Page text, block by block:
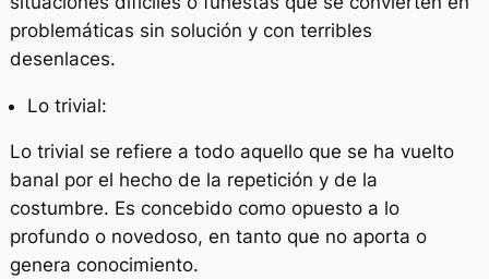
problemáticas sin solución y con terribles
desenlaces.
Lo trivial:
Lo trivial se refiere a todo aquello que se ha vuelto
banal por el hecho de la repetición y de la
costumbre. Es concebido como opuesto a lo
profundo o novedoso, en tanto que no aporta o
genera conocimiento.